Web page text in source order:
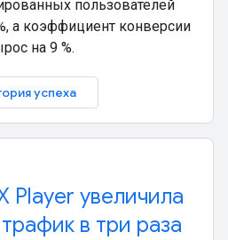
пользователей
а коэффициент конверсии
на 9 %.
успеха
Player увеличила
в три раза